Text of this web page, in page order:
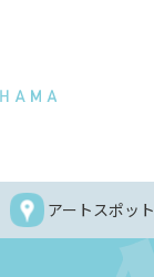
アートスポット